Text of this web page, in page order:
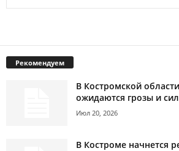
Рекомендуем
В Костромской
ожидаются грозы и
Июл 20, 2026
В Костроме начнется